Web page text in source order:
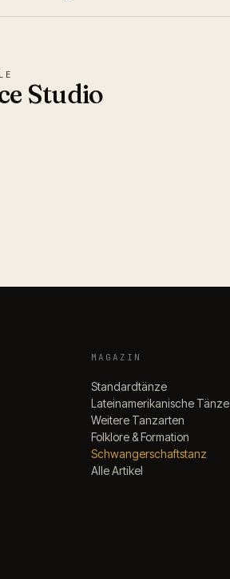
Studio
MAGAZIN
Standardtänze
Lateinamerikanische Tänze
Weitere Tanzarten
Folklore & Formation
Schwangerschaftstanz
Alle Artikel